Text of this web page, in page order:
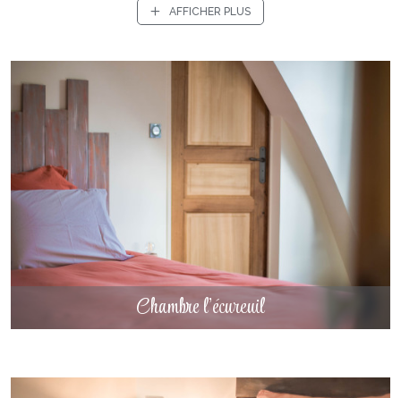
Avec leur décoration soignée et leur atmosphère paisible, les
séjour au cœur de la nature.
Des chambres confortables avec salle de bain privative
Le gîte dispose de six chambres, chacune équipée de sa propre salle
de bain privative, afin de garantir confort et intimité à chaque invité.
Cette configuration est particulièrement appréciée lors des séjours en
groupe, permettant à chacun de disposer de son espace tout en
profitant des moments de convivialité dans les pièces de vie
communes du domaine.
Les chambres sont aménagées avec soin pour offrir un cadre à la
fois simple, élégant et reposant.
AFFICHER PLUS
Chambre l'écureuil
Chambre l'écureuil
DÉCOUVRIR